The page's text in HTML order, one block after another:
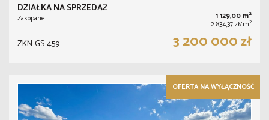
DZIAŁKA NA SPRZEDAŻ
Zakopane 1 129,00 m2
2 834,37 zł/m2
ZKN-GS-459 3 200 000 zł
OFERTA NA WYŁĄCZNOŚĆ